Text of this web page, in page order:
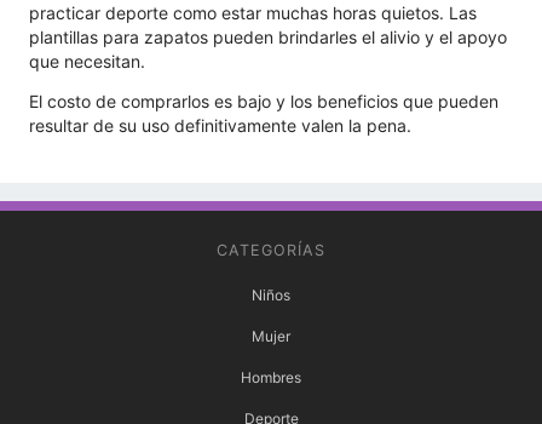
practicar deporte como estar muchas horas quietos. Las
plantillas para zapatos pueden brindarles el alivio y el apoyo
que necesitan.
El costo de comprarlos es bajo y los beneficios que pueden
resultar de su uso definitivamente valen la pena.
CATEGORÍAS
Niños
Mujer
Hombres
Deporte